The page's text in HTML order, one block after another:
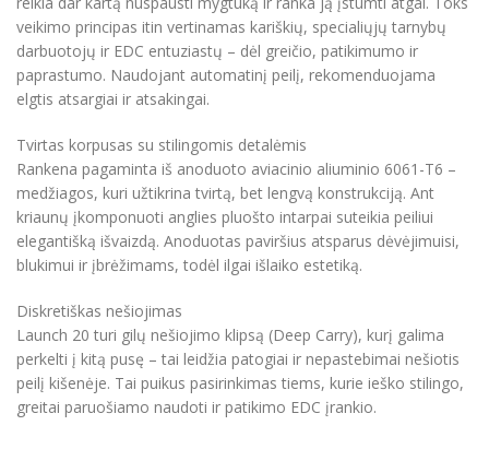
veikimo principas itin vertinamas kariškių, specialiųjų tarnybų
darbuotojų ir EDC entuziastų – dėl greičio, patikimumo ir
paprastumo. Naudojant automatinį peilį, rekomenduojama
elgtis atsargiai ir atsakingai.
Tvirtas korpusas su stilingomis detalėmis
Rankena pagaminta iš anoduoto aviacinio aliuminio 6061-T6 –
medžiagos, kuri užtikrina tvirtą, bet lengvą konstrukciją. Ant
kriaunų įkomponuoti anglies pluošto intarpai suteikia peiliui
elegantišką išvaizdą. Anoduotas paviršius atsparus dėvėjimuisi,
blukimui ir įbrėžimams, todėl ilgai išlaiko estetiką.
Diskretiškas nešiojimas
Launch 20 turi gilų nešiojimo klipsą (Deep Carry), kurį galima
perkelti į kitą pusę – tai leidžia patogiai ir nepastebimai nešiotis
peilį kišenėje. Tai puikus pasirinkimas tiems, kurie ieško stilingo,
greitai paruošiamo naudoti ir patikimo EDC įrankio.